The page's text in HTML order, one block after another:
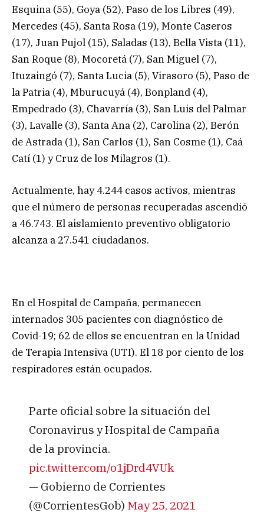
Esquina (55), Goya (52), Paso de los Libres (49),
Mercedes (45), Santa Rosa (19), Monte Caseros
(17), Juan Pujol (15), Saladas (13), Bella Vista (11),
San Roque (8), Mocoretá (7), San Miguel (7),
Ituzaingó (7), Santa Lucia (5), Virasoro (5), Paso de
la Patria (4), Mburucuyá (4), Bonpland (4),
Empedrado (3), Chavarría (3), San Luis del Palmar
(3), Lavalle (3), Santa Ana (2), Carolina (2), Berón
de Astrada (1), San Carlos (1), San Cosme (1), Caá
Catí (1) y Cruz de los Milagros (1).
Actualmente, hay 4.244 casos activos, mientras
que el número de personas recuperadas ascendió
a 46.743. El aislamiento preventivo obligatorio
alcanza a 27.541 ciudadanos.
En el Hospital de Campaña, permanecen
internados 305 pacientes con diagnóstico de
Covid-19; 62 de ellos se encuentran en la Unidad
de Terapia Intensiva (UTI). El 18 por ciento de los
respiradores están ocupados.
Parte oficial sobre la situación del
Coronavirus y Hospital de Campaña
de la provincia.
pic.twitter.com/o1jDrd4VUk
— Gobierno de Corrientes
(@CorrientesGob) May 25, 2021